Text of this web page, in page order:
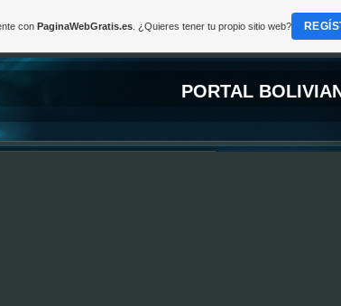
PORTAL
con PaginaWebGratis.es. ¿Quieres tener tu propio sitio web?